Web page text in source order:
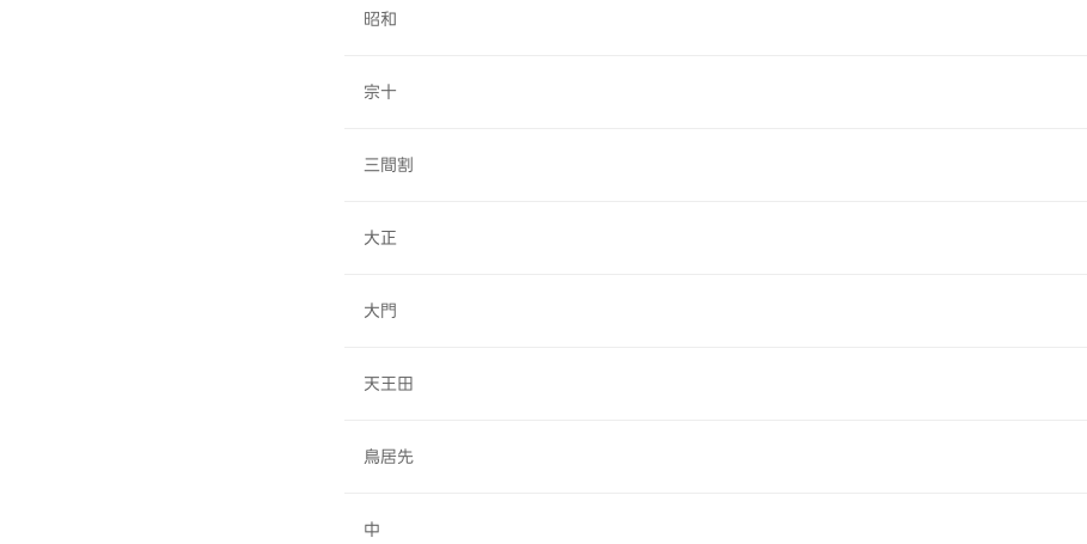
昭和
宗十
三間割
大正
大門
天王田
鳥居先
中